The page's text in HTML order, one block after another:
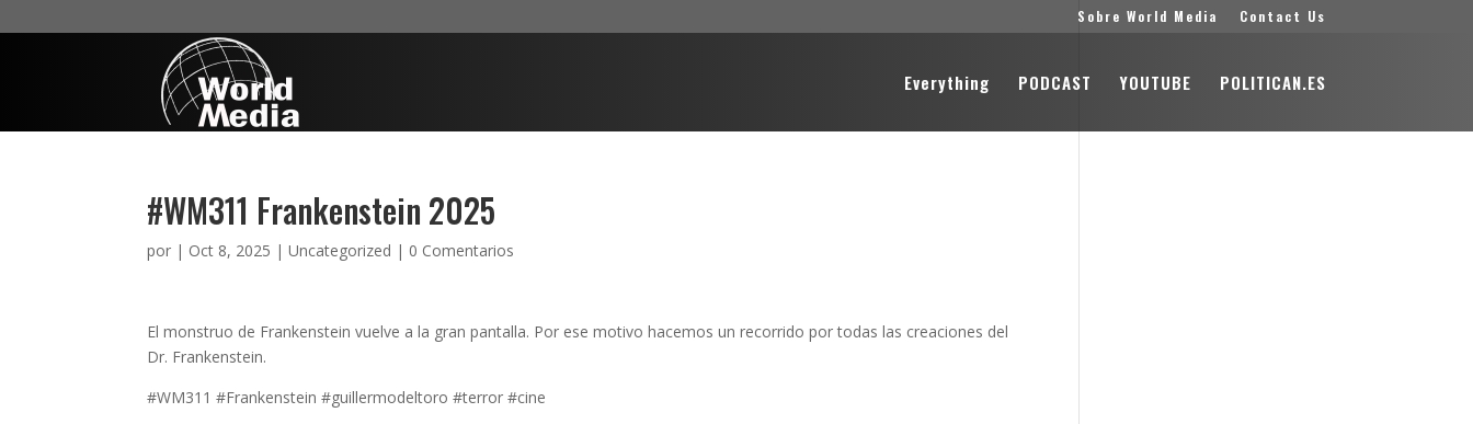
Sobre World Media Contact Us
Everything PODCAST YOUTUBE POLITICAN.ES
#WM311 Frankenstein 2025
por | Oct 8, 2025 |Uncategorized | 0 Comentarios
El monstruo de Frankenstein vuelve a la gran pantalla. Por ese motivo hacemos un recorrido por todas las creaciones del
Dr. Frankenstein.
#WM311 #Frankenstein #guillermodeltoro #terror #cine